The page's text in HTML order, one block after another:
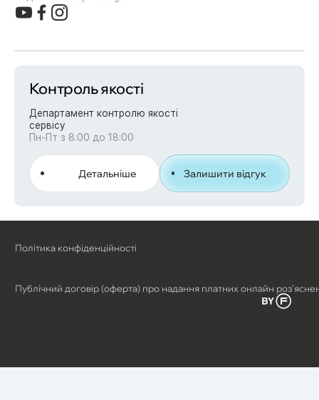
Контроль якості
Департамент контролю якості
сервісу
Пн-Пт з 8:00 до 18:00
Детальніше Залишити відгук
Політика конфіденційності
Публічний договір (оферта) про надання платних онлайн